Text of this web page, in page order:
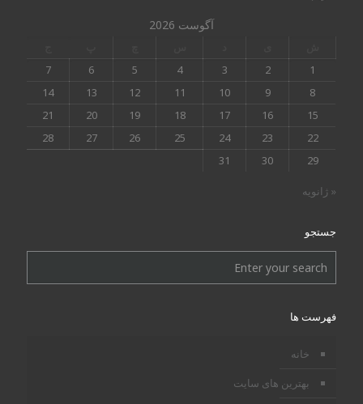
آگوست 2026
1
2
3
4
5
6
7
8
9
10
11
12
13
14
15
16
17
18
19
20
21
22
23
24
25
26
27
28
29
30
31
« ژانویه
جستجو
فهرست ها
خانه
بهترین های سایت